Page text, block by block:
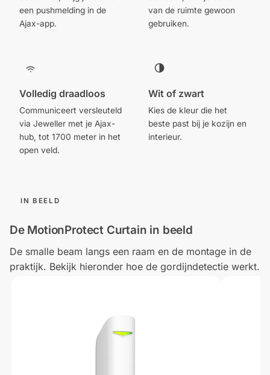
een pushmelding in de
Ajax-app.
van de ruimte gewoon
gebruiken.
Volledig draadloos
Communiceert versleuteld
via Jeweller met je Ajax-
hub, tot 1700 meter in het
open veld.
Wit of zwart
Kies de kleur die het
beste past bij je kozijn en
interieur.
IN BEELD
De MotionProtect Curtain in beeld
De smalle beam langs een raam en de montage in de
praktijk. Bekijk hieronder hoe de gordijndetectie werkt.